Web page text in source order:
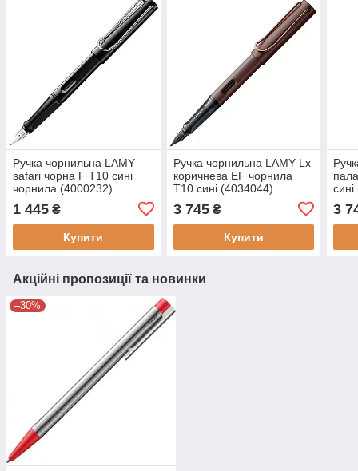
Ручка чорнильна LAMY
safari чорна F T10 сині
чорнила (4000232)
1 445 ₴
Купити
Ручка чорнильна LAMY Lx
коричнева EF чорнила
T10 сині (4034044)
3 745₴
Купити
3
Акційні пропозиції та новинки
–30%